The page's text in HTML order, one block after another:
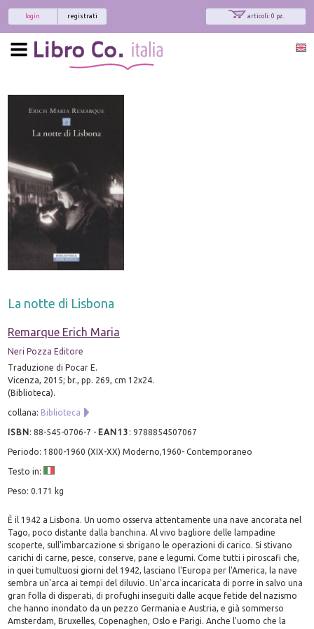
articoli: 0 pz.
registrati
login
La notte di Lisbona
Remarque Erich Maria
Neri Pozza Editore
Traduzione di Pocar E.
Vicenza, 2015; br., pp. 269, cm 12x24.
(Biblioteca).
collana: Biblioteca
ISBN:88-545-0706-7 - EAN13 :9788854507067
Periodo: 1800-1960 (XIX-XX) Moderno,1960- Contemporaneo
Testo in:
Peso: 0.171 kg
È il 1942 a Lisbona. Un uomo osserva attentamente una nave ancorata nel
Tago, poco distante dalla banchina. Al vivo bagliore delle lampadine
scoperte, sull'imbarcazione si sbrigano le operazioni di carico. Si stivano
carichi di carne, pesce, conserve, pane e legumi. Come tutti i piroscafi che,
in quei tumultuosi giorni del 1942, lasciano l'Europa per l'America, la nave
sembra un'arca ai tempi del diluvio. Un'arca incaricata di porre in salvo una
gran folla di disperati, di profughi inseguiti dalle acque fetide del nazismo
che hanno inondato da un pezzo Germania e Austria, e già sommerso
Amsterdam, Bruxelles, Copenaghen, Oslo e Parigi. Anche l'uomo che la